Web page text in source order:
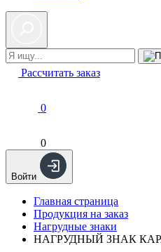
Рассчитать заказ
0
0
Войти
Главная страница
Продукция на заказ
Нагрудные знаки
НАГРУДНЫЙ ЗНАК